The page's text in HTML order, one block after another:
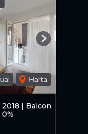
Harta
Next
| Balcon
0%